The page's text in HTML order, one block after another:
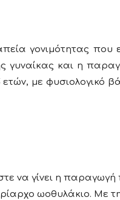
γονιμότητας που
γυναίκας και η
με φυσιολογικό
να γίνει η
ωοθυλάκιο. Με